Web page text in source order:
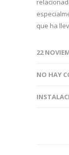
que ha
22
NO HAY